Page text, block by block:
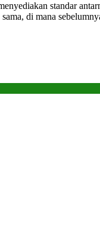
standar
di mana